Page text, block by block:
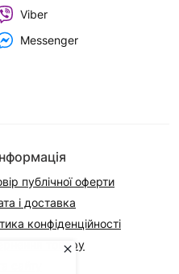
публічної оферти
і доставка
конфіденційності
товару
Viber
Messenger